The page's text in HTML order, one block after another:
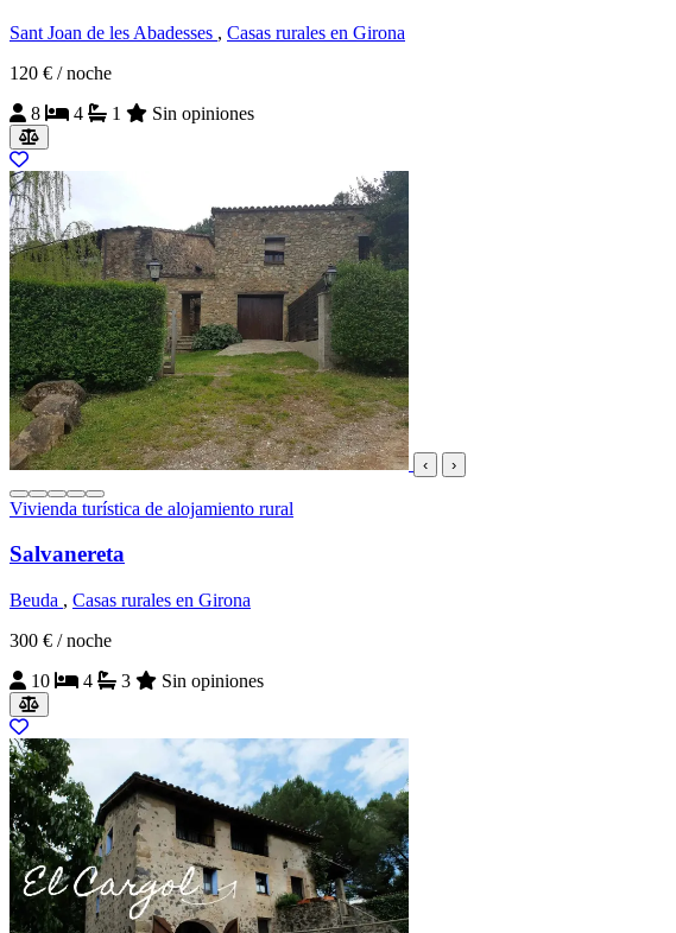
Sant Joan de les Abadesses , Casas rurales en Girona
120 € / noche
8
4 1 Sin opiniones
‹ ›
Vivienda turística de alojamiento rural
Salvanereta
Beuda , Casas rurales en Girona
300 € / noche
10
4 3 Sin opiniones